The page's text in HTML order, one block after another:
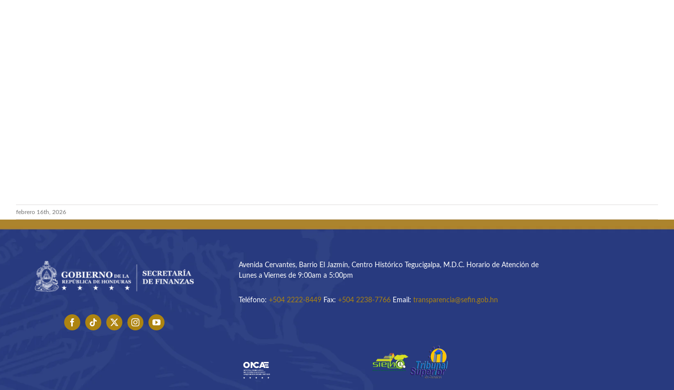
febrero 16th, 2026
Avenida Cervantes, Barrio El Jazmín, Centro Histórico Tegucigalpa, M.D.C. Horario de Atención de
Lunes a Viernes de 9:00am a 5:00pm
Teléfono: +504 2222-8449Fax: +504 2238-7766Email: transparencia@sefin.gob.hn